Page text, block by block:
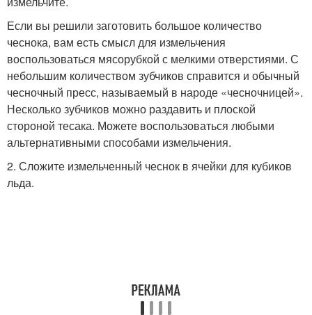
Если вы решили заготовить большое количество
чеснока, вам есть смысл для измельчения
воспользоваться мясорубкой с мелкими отверстиями. С
небольшим количеством зубчиков справится и обычный
чесночный пресс, называемый в народе «чесночницей».
Несколько зубчиков можно раздавить и плоской
стороной тесака. Можете воспользоваться любыми
альтернативными способами измельчения.
2. Сложите измельченный чеснок в ячейки для кубиков
льда.